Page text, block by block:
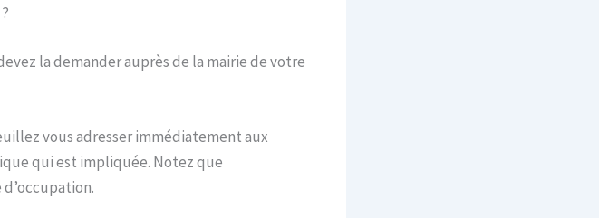
la demander auprès de la mairie de votre
vous adresser immédiatement aux
qui est impliquée. Notez que